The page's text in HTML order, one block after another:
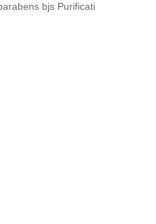
bjs Purificati